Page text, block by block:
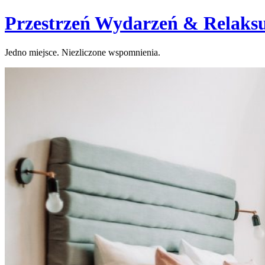
Skip
to
Przestrzeń Wydarzeń &
Jedno miejsce. Niezliczone wspomnienia.